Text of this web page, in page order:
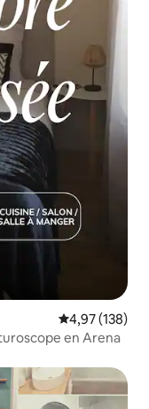
Gemiddelde
4,97 (138)
en Arena